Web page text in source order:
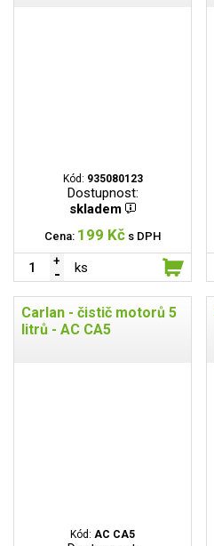
Kód: 935080123
Dostupnost:
skladem
Cena: 199 Kč s DPH
ks
Carlan - čistič motorů 5
litrů - AC CA5
Kód: AC CA5